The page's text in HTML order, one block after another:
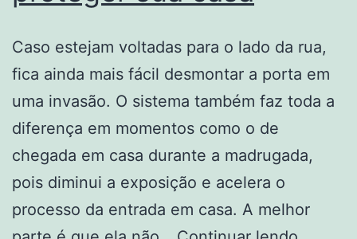
Caso estejam voltadas para o lado da rua,
fica ainda mais fácil desmontar a porta em
uma invasão. O sistema também faz toda a
diferença em momentos como o de
chegada em casa durante a madrugada,
pois diminui a exposição e acelera o
processo da entrada em casa. A melhor